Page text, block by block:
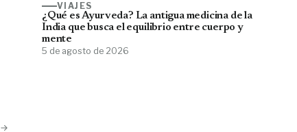
VIAJES
¿Qué es Ayurveda? La antigua medicina de la
India que busca el equilibrio entre cuerpo y
mente
5 de agosto de 2026